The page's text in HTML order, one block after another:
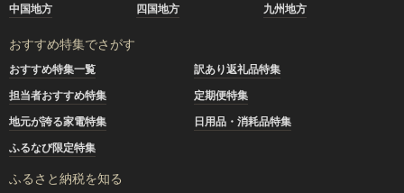
中国地方
四国地方 九州地方
おすすめ特集でさがす
おすすめ特集一覧
訳あり返礼品特集
担当者おすすめ特集
定期便特集
地元が誇る家電特集
日用品・消耗品特集
ふるなび限定特集
ふるさと納税を知る